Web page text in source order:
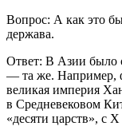
Вопрос: А как это
держава.
Ответ: В Азии было
— та же. Например,
великая империя
в Средневековом
«десяти царств», с